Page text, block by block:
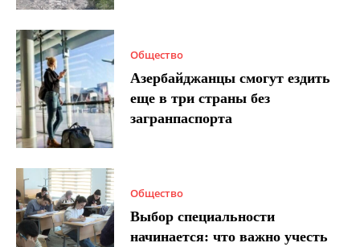
Общество
Азербайджанцы смогут ездить
еще в три страны без
загранпаспорта
Общество
Выбор специальности
начинается: что важно учесть